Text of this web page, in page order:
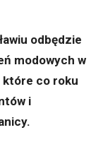
odbędzie
modowych w
które co roku
i